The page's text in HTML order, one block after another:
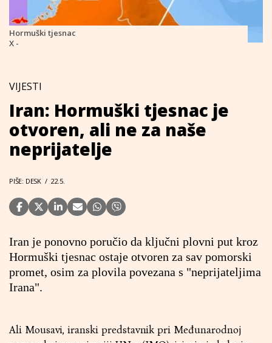
Hormuški tjesnac
X -
VIJESTI
Iran: Hormuški tjesnac je
otvoren, ali ne za naše
neprijatelje
PIŠE: DESK / 22.5.
Iran je ponovno poručio da ključni plovni put kroz
Hormuški tjesnac ostaje otvoren za sav pomorski
promet, osim za plovila povezana s "neprijateljima
Irana".
Ali Mousavi, iranski predstavnik pri Međunarodnoj